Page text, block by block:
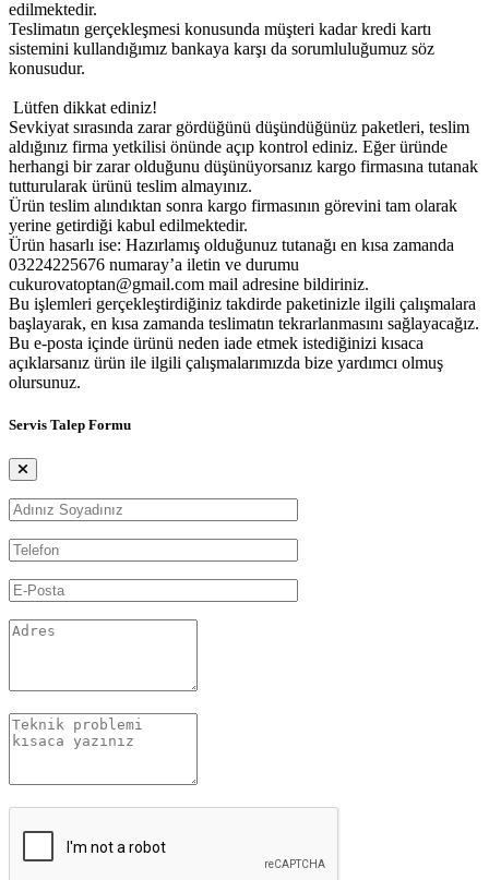
edilmektedir.
Teslimatın gerçekleşmesi konusunda müşteri kadar kredi kartı
sistemini kullandığımız bankaya karşı da sorumluluğumuz söz
konusudur.
Lütfen dikkat ediniz!
Sevkiyat sırasında zarar gördüğünü düşündüğünüz paketleri, teslim
aldığınız firma yetkilisi önünde açıp kontrol ediniz. Eğer üründe
herhangi bir zarar olduğunu düşünüyorsanız kargo firmasına tutanak
tutturularak ürünü teslim almayınız.
Ürün teslim alındıktan sonra kargo firmasının görevini tam olarak
yerine getirdiği kabul edilmektedir.
Ürün hasarlı ise: Hazırlamış olduğunuz tutanağı en kısa zamanda
03224225676 numaray’a iletin ve durumu
cukurovatoptan@gmail.com mail adresine bildiriniz.
Bu işlemleri gerçekleştirdiğiniz takdirde paketinizle ilgili çalışmalara
başlayarak, en kısa zamanda teslimatın tekrarlanmasını sağlayacağız.
Bu e-posta içinde ürünü neden iade etmek istediğinizi kısaca
açıklarsanız ürün ile ilgili çalışmalarımızda bize yardımcı olmuş
olursunuz.
Servis Talep Formu